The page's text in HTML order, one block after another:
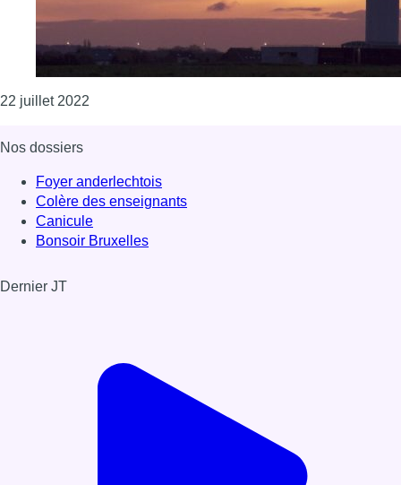
22 juillet 2022
Nos dossiers
Foyer anderlechtois
Colère des enseignants
Canicule
Bonsoir Bruxelles
Dernier JT